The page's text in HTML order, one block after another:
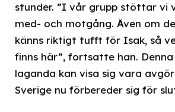
stunder. ”I vår grupp stöttar vi
med- och motgång. Även om
känns riktigt tufft för Isak, så
finns här”, fortsatte han.
laganda kan visa sig vara
Sverige nu förbereder sig för